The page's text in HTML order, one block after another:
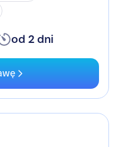
od 2 dni